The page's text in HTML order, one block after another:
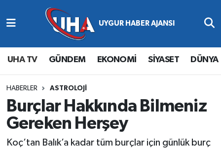
UHA TV GÜNDEM EKONOMİ SİYASET DÜNYA
HABERLER ASTROLOJİ
Burçlar Hakkında Bilmeniz
Gereken Herşey
Koç’tan Balık’a kadar tüm burçlar için günlük burç
Abone Ol
Gündem
Ekonomi
Magazin
Siyaset
Nöbetçi Eczaneler
Hava Durumu
Namaz Vakitleri
Trafik Durumu
Süper Lig Puan Durumu ve Fikstür